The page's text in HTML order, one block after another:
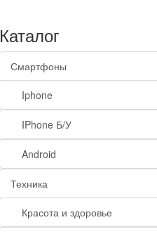
Каталог
Смартфоны
Iphone
IPhone Б/У
Android
Техника
Красота и здоровье